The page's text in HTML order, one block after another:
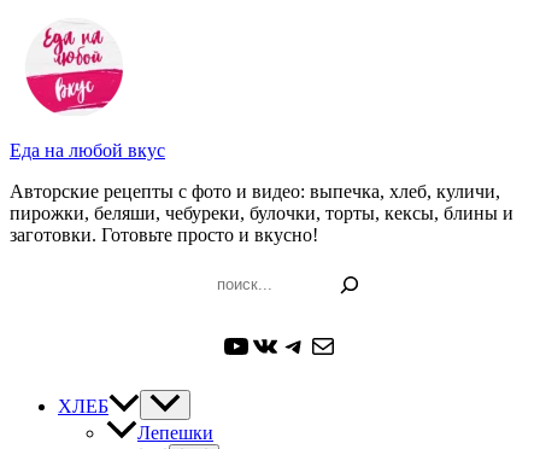
Перейти
содержимому
Еда на любой вкус
Авторские рецепты с фото и видео: выпечка, хлеб, куличи,
пирожки, беляши, чебуреки, булочки, торты, кексы, блины и
заготовки. Готовьте просто и вкусно!
YouTube
ВКонтакте
Telegram
Почта
ХЛЕБ
Лепешки